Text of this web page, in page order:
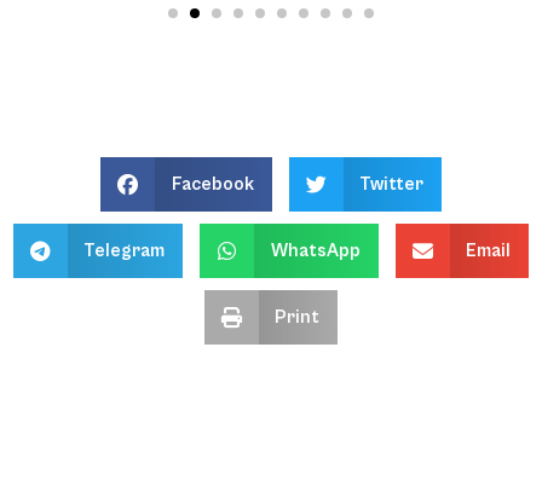
Facebook Twitter
Telegram WhatsApp Email
Print